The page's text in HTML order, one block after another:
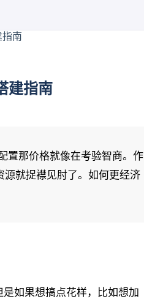
建指南
置那价格就像在考验智商。作
就捉襟见肘了。如何更经济
如果想搞点花样，比如想加